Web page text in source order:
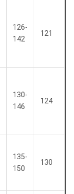
126-
142
121
130-
146
124
135-
150
130